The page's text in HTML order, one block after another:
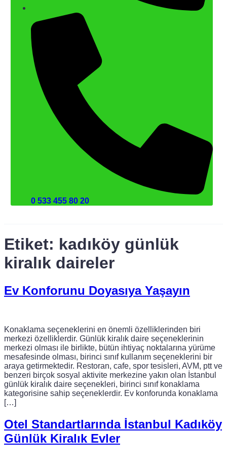
0 533 455 80 20
Etiket: kadıköy günlük
kiralık daireler
Ev Konforunu Doyasıya Yaşayın
Konaklama seçeneklerini en önemli özelliklerinden biri
merkezi özelliklerdir. Günlük kiralık daire seçeneklerinin
merkezi olması ile birlikte, bütün ihtiyaç noktalarına yürüme
mesafesinde olması, birinci sınıf kullanım seçeneklerini bir
araya getirmektedir. Restoran, cafe, spor tesisleri, AVM, ptt ve
benzeri birçok sosyal aktivite merkezine yakın olan İstanbul
günlük kiralık daire seçenekleri, birinci sınıf konaklama
kategorisine sahip seçeneklerdir. Ev konforunda konaklama
[…]
Otel Standartlarında İstanbul Kadıköy
Günlük Kiralık Evler